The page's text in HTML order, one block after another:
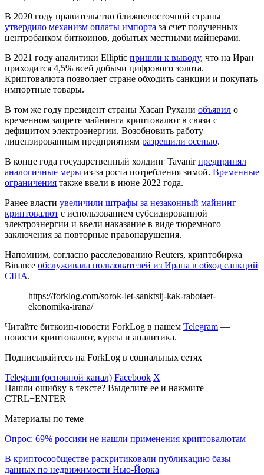
В 2020 году правительство ближневосточной страны
утвердило механизм оплаты импорта за счет полученных
центробанком биткоинов, добытых местными майнерами.
В 2021 году аналитики Elliptic пришли к выводу, что на Иран
приходится 4,5% всей добычи цифрового золота.
Криптовалюта позволяет стране обходить санкции и покупать
импортные товары.
В том же году президент страны Хасан Рухани объявил о
временном запрете майнинга криптовалют в связи с
дефицитом электроэнергии. Возобновить работу
лицензированным предприятиям разрешили осенью.
В конце года государственный холдинг Tavanirпредпринял
аналогичные меры из-за роста потребления зимой. Временные
ограничения также ввели в июне 2022 года.
Ранее власти увеличили штрафы за незаконный майнинг
криптовалют с использованием субсидированной
электроэнергии и ввели наказание в виде тюремного
заключения за повторные правонарушения.
Напомним, согласно расследованию Reuters, криптобиржа
Binance обслуживала пользователей из Ирана в обход санкций
США.
https://forklog.com/sorok-let-sanktsij-kak-rabotaet-
ekonomika-irana/
Читайте биткоин-новости ForkLog в нашем Telegram —
новости криптовалют, курсы и аналитика.
Подписывайтесь на ForkLog в социальных сетях
Telegram (основной канал) Facebook X
Нашли ошибку в тексте? Выделите ее и нажмите
CTRL+ENTER
Материалы по теме
Опрос: 69% россиян не нашли применения криптовалютам
В криптосообществе раскритиковали публикацию базы
данных по недвижимости Нью-Йорка